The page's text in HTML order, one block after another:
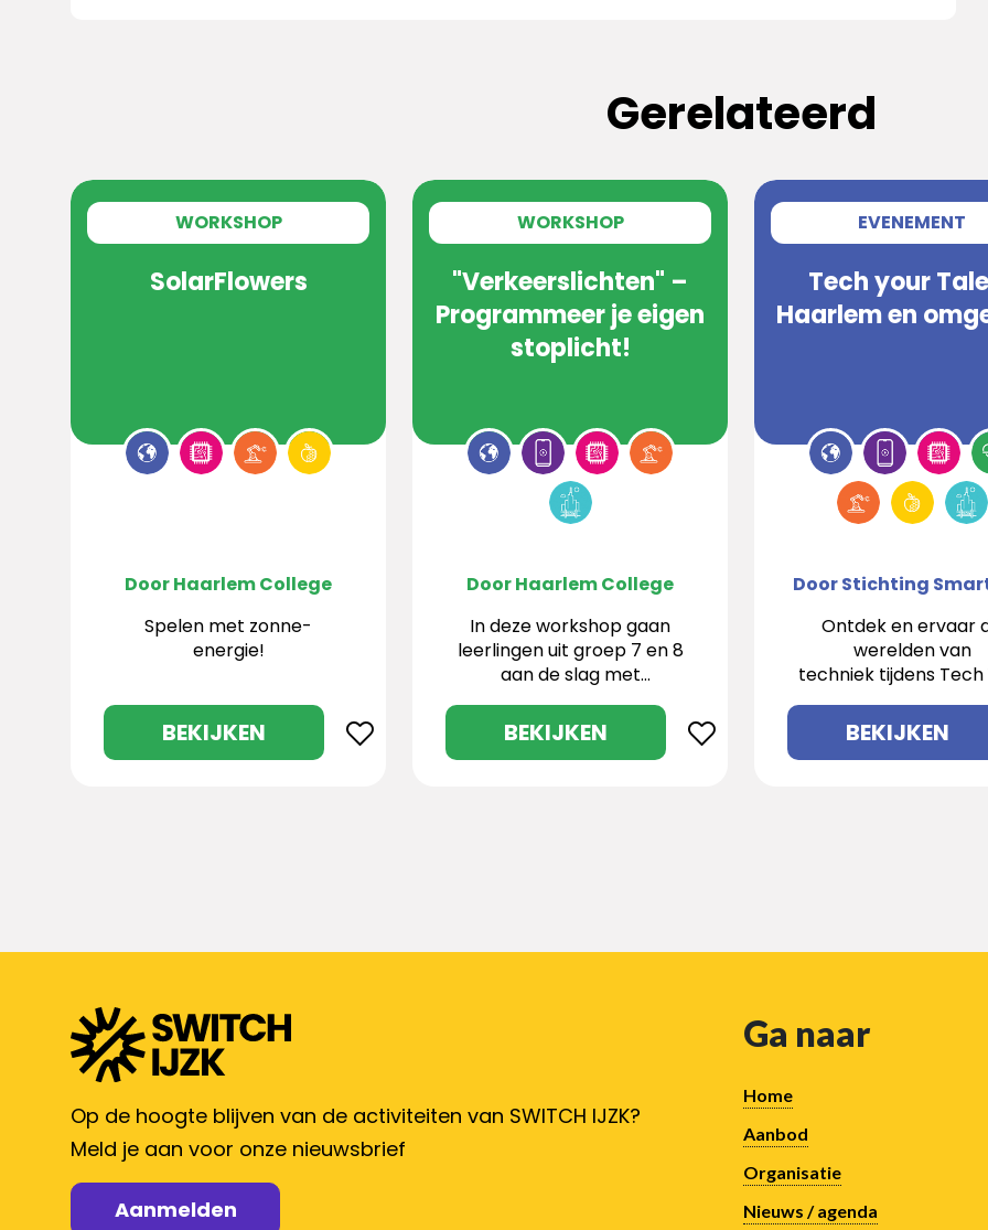
Gerelateerd
WORKSHOP
SolarFlowers
Door Haarlem College
Spelen met zonne-
energie!
BEKIJKEN
WORKSHOP
"Verkeerslichten" –
Programmeer je eigen
stoplicht!
Door Haarlem College
In deze workshop gaan
leerlingen uit groep 7 en 8
aan de slag met
het programmeren van
een verkeerslicht!
BEKIJKEN
EVENEMENT
Tech your
Haarlem en
Ontdek en ervaar
werelden van
techniek tijdens Tech
Talent!
BEKIJKEN
Op de hoogte blijven van de activiteiten van SWITCH IJZK?
Meld je aan voor onze nieuwsbrief
Aanmelden
Ga naar
Home
Aanbod
Organisatie
Nieuws / agenda